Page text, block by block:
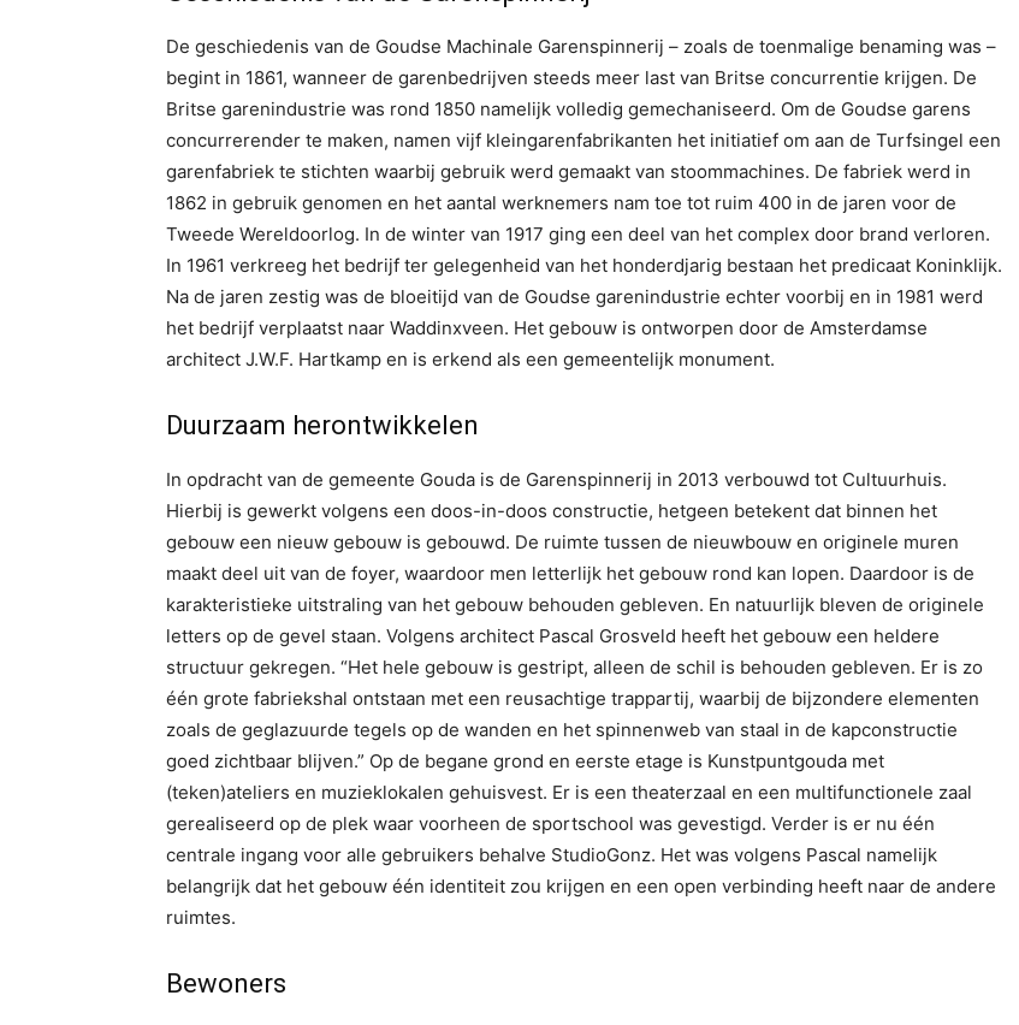
De geschiedenis van de Goudse Machinale Garenspinnerij – zoals de toenmalige benaming was –
begint in 1861, wanneer de garenbedrijven steeds meer last van Britse concurrentie krijgen. De
Britse garenindustrie was rond 1850 namelijk volledig gemechaniseerd. Om de Goudse garens
concurrerender te maken, namen vijf kleingarenfabrikanten het initiatief om aan de Turfsingel een
garenfabriek te stichten waarbij gebruik werd gemaakt van stoommachines. De fabriek werd in
1862 in gebruik genomen en het aantal werknemers nam toe tot ruim 400 in de jaren voor de
Tweede Wereldoorlog. In de winter van 1917 ging een deel van het complex door brand verloren.
In 1961 verkreeg het bedrijf ter gelegenheid van het honderdjarig bestaan het predicaat Koninklijk.
Na de jaren zestig was de bloeitijd van de Goudse garenindustrie echter voorbij en in 1981 werd
het bedrijf verplaatst naar Waddinxveen. Het gebouw is ontworpen door de Amsterdamse
architect J.W.F. Hartkamp en is erkend als een gemeentelijk monument.
Duurzaam herontwikkelen
In opdracht van de gemeente Gouda is de Garenspinnerij in 2013 verbouwd tot Cultuurhuis.
Hierbij is gewerkt volgens een doos-in-doos constructie, hetgeen betekent dat binnen het
gebouw een nieuw gebouw is gebouwd. De ruimte tussen de nieuwbouw en originele muren
maakt deel uit van de foyer, waardoor men letterlijk het gebouw rond kan lopen. Daardoor is de
karakteristieke uitstraling van het gebouw behouden gebleven. En natuurlijk bleven de originele
letters op de gevel staan. Volgens architect Pascal Grosveld heeft het gebouw een heldere
structuur gekregen. “Het hele gebouw is gestript, alleen de schil is behouden gebleven. Er is zo
één grote fabriekshal ontstaan met een reusachtige trappartij, waarbij de bijzondere elementen
zoals de geglazuurde tegels op de wanden en het spinnenweb van staal in de kapconstructie
goed zichtbaar blijven.” Op de begane grond en eerste etage is Kunstpuntgouda met
(teken)ateliers en muzieklokalen gehuisvest. Er is een theaterzaal en een multifunctionele zaal
gerealiseerd op de plek waar voorheen de sportschool was gevestigd. Verder is er nu één
centrale ingang voor alle gebruikers behalve StudioGonz. Het was volgens Pascal namelijk
belangrijk dat het gebouw één identiteit zou krijgen en een open verbinding heeft naar de andere
ruimtes.
Bewoners